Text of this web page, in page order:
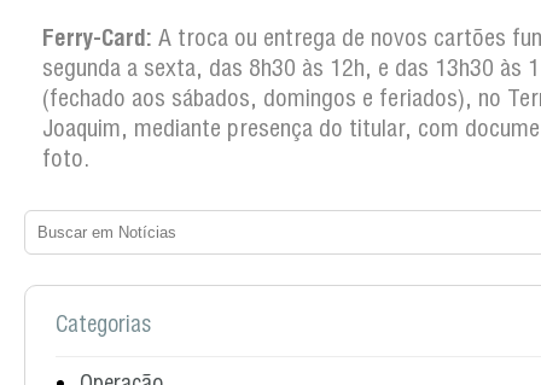
Ferry-Card: A troca ou entrega de novos cartões
segunda a sexta, das 8h30 às 12h, e das 13h30 às
(fechado aos sábados, domingos e feriados), no
Joaquim, mediante presença do titular, com
foto.
Categorias